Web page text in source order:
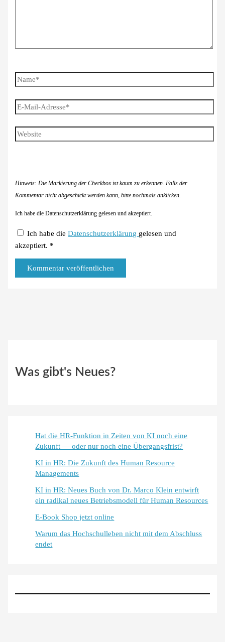
Name*
E-
Mail-
Adresse*
Website
Hinweis: Die Markierung der Checkbox ist kaum zu erkennen. Falls der
Kommentar nicht abgeschickt werden kann, bitte nochmals anklicken.
Ich habe die Datenschutzerklärung gelesen und akzeptiert.
Ich habe dieDatenschutzerklärung gelesen und
akzeptiert. *
Was gibt's Neues?
Hat die HR-Funktion in Zeiten von KI noch eine
Zukunft — oder nur noch eine Übergangsfrist?
KI in HR: Die Zukunft des Human Resource
Managements
KI in HR: Neues Buch von Dr. Marco Klein entwirft
ein radikal neues Betriebsmodell für Human Resources
E-Book Shop jetzt online
Warum das Hochschulleben nicht mit dem Abschluss
endet